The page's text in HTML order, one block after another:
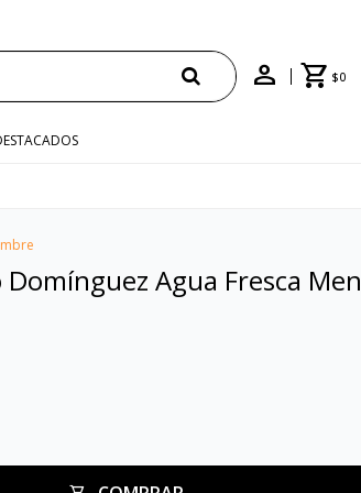
$0
Agua Fresca Men